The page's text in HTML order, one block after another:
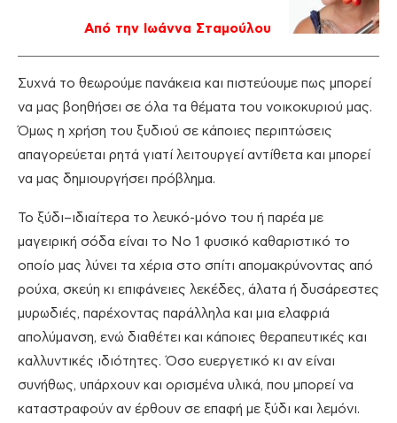
Από την Ιωάννα Σταμούλου
Συχνά το θεωρούμε πανάκεια και πιστεύουμε πως μπορεί
να μας βοηθήσει σε όλα τα θέματα του νοικοκυριού μας.
Όμως η χρήση του ξυδιού σε κάποιες περιπτώσεις
απαγορεύεται ρητά γιατί λειτουργεί αντίθετα και μπορεί
να μας δημιουργήσει πρόβλημα.
Το ξύδι–ιδιαίτερα το λευκό-μόνο του ή παρέα με
μαγειρική σόδα είναι το Νο 1 φυσικό καθαριστικό το
οποίο μας λύνει τα χέρια στο σπίτι απομακρύνοντας από
ρούχα, σκεύη κι επιφάνειες λεκέδες, άλατα ή δυσάρεστες
μυρωδιές, παρέχοντας παράλληλα και μια ελαφριά
απολύμανση, ενώ διαθέτει και κάποιες θεραπευτικές και
καλλυντικές ιδιότητες. Όσο ευεργετικό κι αν είναι
συνήθως, υπάρχουν και ορισμένα υλικά, που μπορεί να
καταστραφούν αν έρθουν σε επαφή με ξύδι και λεμόνι.